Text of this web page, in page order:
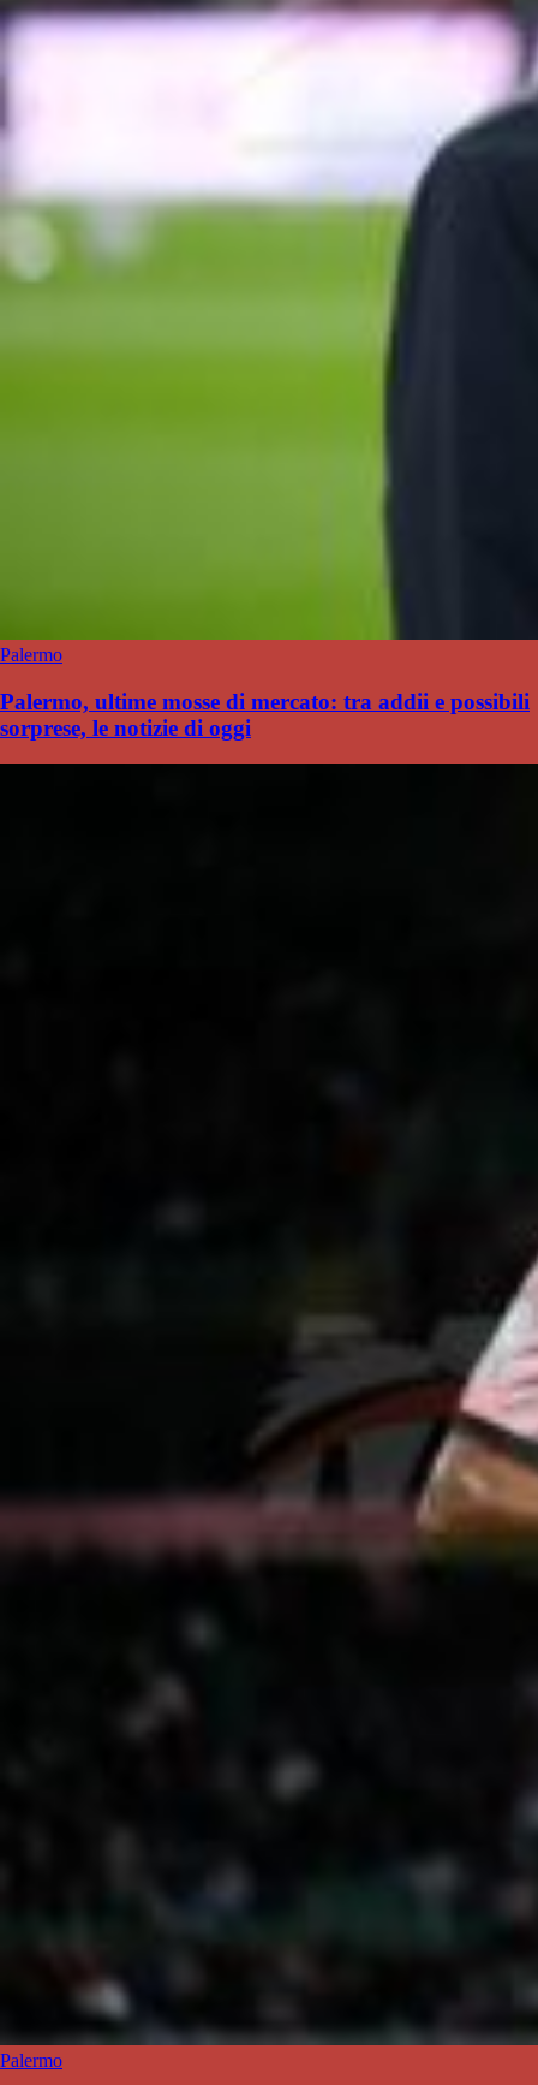
Palermo
Palermo, ultime mosse di mercato: tra addii e possibili
sorprese, le notizie di oggi
Palermo